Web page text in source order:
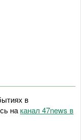
в
на канал 47news в